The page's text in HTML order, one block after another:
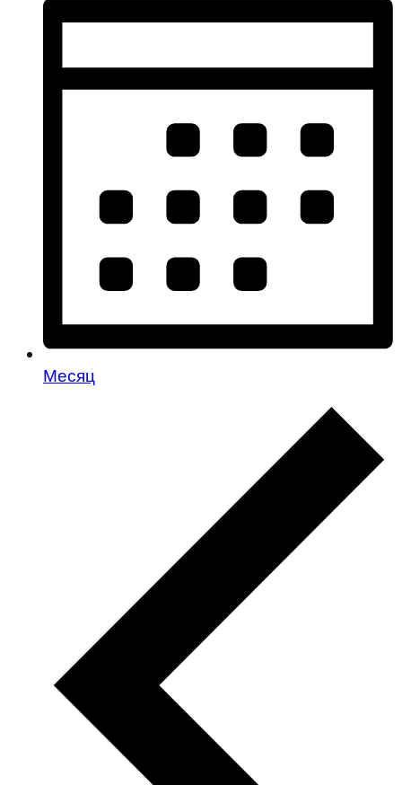
Месяц